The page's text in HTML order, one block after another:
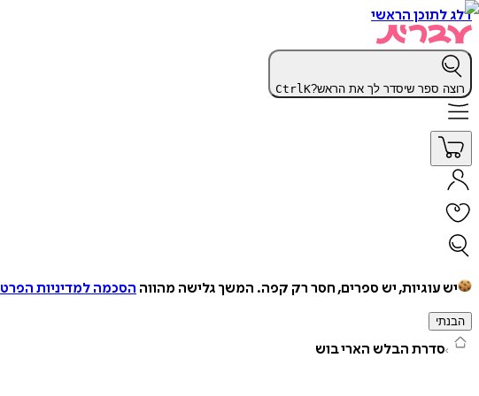
דלג לתוכן הראשי
רוצה ספר שיסדר לך את הראש? CtrlK
יש עוגיות, יש ספרים, חסר רק קפה. המשך גלישה מהווה הסכמה למדיניות
הבנתי
סדרת הבלש הארי בוש